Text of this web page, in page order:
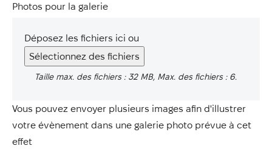
Photos pour la galerie
Déposez les fichiers ici ou
Sélectionnez des fichiers
Taille max. des fichiers : 32 MB, Max. des fichiers : 6.
Vous pouvez envoyer plusieurs images afin d'illustrer
votre évènement dans une galerie photo prévue à cet
effet